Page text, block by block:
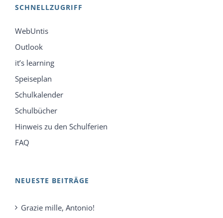
SCHNELLZUGRIFF
WebUntis
Outlook
it’s learning
Speiseplan
Schulkalender
Schulbücher
Hinweis zu den Schulferien
FAQ
NEUESTE BEITRÄGE
Grazie mille, Antonio!